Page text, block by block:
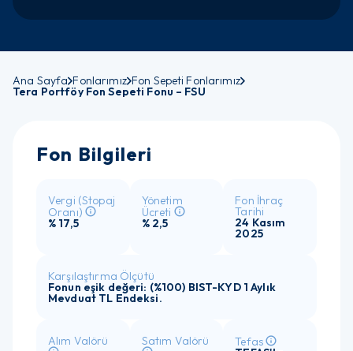
Ana Sayfa Fonlarımız Fon Sepeti Fonlarımız
Tera Portföy Fon Sepeti Fonu – FSU
Fon Bilgileri
Vergi (Stopaj
Oranı)
% 17,5
Yönetim
Ücreti
% 2,5
Fon İhraç
Tarihi
24 Kasım
2025
Karşılaştırma Ölçütü
Fonun eşik değeri: (%100) BIST-KYD 1 Aylık
Mevduat TL Endeksi.
Alım Valörü
Satım Valörü
Tefas